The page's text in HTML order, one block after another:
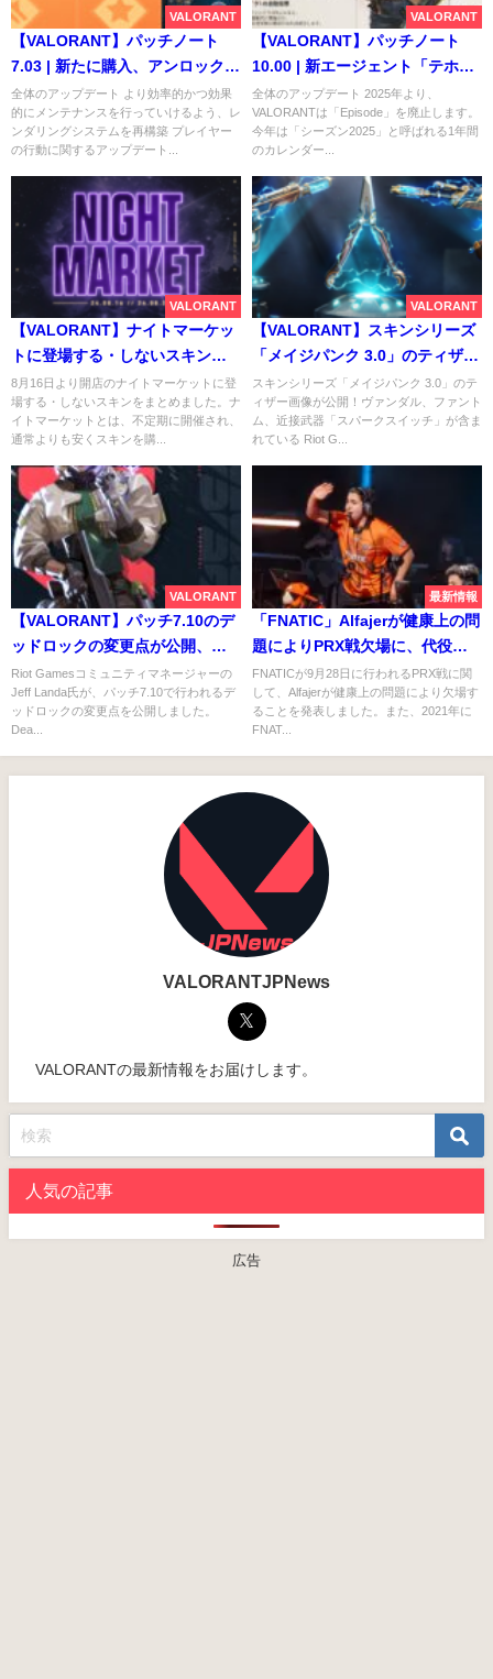
VALORANT
【VALORANT】パッチノート
7.03 | 新たに購入、アンロックさ
れた武器やアクセサリーを確認
画面からすぐお気に入り登録で
きるように
全体のアップデート より効率的かつ効果
的にメンテナンスを行っていけるよう、レ
ンダリングシステムを再構築 プレイヤー
の行動に関するアップデート...
VALORANT
【VALORANT】パッチノート
10.00 | 新エージェント「テホ」
が登場、マップローテーション
がActごとに実施、リメイクの自
動投票が導入
全体のアップデート 2025年より、
VALORANTは「Episode」を廃止します。
今年は「シーズン2025」と呼ばれる1年間
のカレンダー...
VALORANT
【VALORANT】ナイトマーケッ
トに登場する・しないスキンま
とめ
8月16日より開店のナイトマーケットに登
場する・しないスキンをまとめました。ナ
イトマーケットとは、不定期に開催され、
通常よりも安くスキンを購...
VALORANT
【VALORANT】スキンシリーズ
「メイジパンク 3.0」のティザー
画像が公開！ヴァンダル、ファ
ントム、近接武器「スパークス
イッチ」が含まれている
スキンシリーズ「メイジパンク 3.0」のテ
ィザー画像が公開！ヴァンダル、ファント
ム、近接武器「スパークスイッチ」が含ま
れている Riot G...
VALORANT
【VALORANT】パッチ7.10のデ
ッドロックの変更点が公開、半
径が増加、取り外さない限り効
果が一生続くように等
Riot Gamesコミュニティマネージャーの
Jeff Landa氏が、パッチ7.10で行われるデ
ッドロックの変更点を公開しました。
Dea...
最新情報
「FNATIC」Alfajerが健康上の問
題によりPRX戦欠場に、代役と
してDomaを緊急招集
FNATICが9月28日に行われるPRX戦に関
して、Alfajerが健康上の問題により欠場す
ることを発表しました。また、2021年に
FNAT...
VALORANTJPNews
VALORANTの最新情報をお届けします。
人気の記事
広告